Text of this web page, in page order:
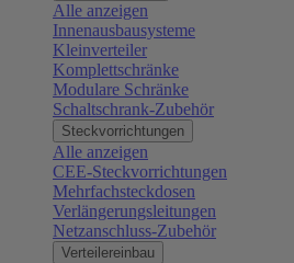
Alle anzeigen
Innenausbausysteme
Kleinverteiler
Komplettschränke
Modulare Schränke
Schaltschrank-Zubehör
Steckvorrichtungen
Alle anzeigen
CEE-Steckvorrichtungen
Mehrfachsteckdosen
Verlängerungsleitungen
Netzanschluss-Zubehör
Verteilereinbau